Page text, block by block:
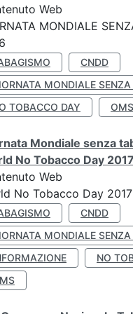
Web
MONDIALE
CNDD
MONDIALE
TOBACCO DAY
OMS
Mondiale senza
No Tobacco Day
Web
No Tobacco Day 2017
CNDD
MONDIALE
NO